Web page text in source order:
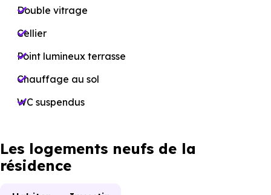
Double vitrage
Cellier
Point lumineux terrasse
Chauffage au sol
WC suspendus
Les logements neufs de la
résidence